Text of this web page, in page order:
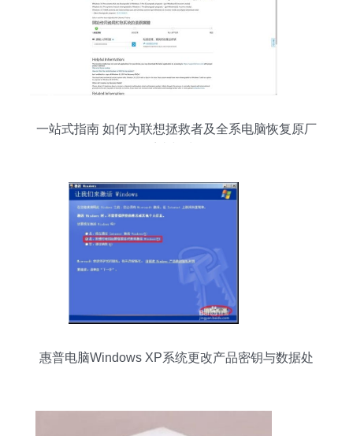
一站式指南 如何为联想拯救者及全系电脑恢复原厂
惠普电脑Windows XP系统更改产品密钥与数据处